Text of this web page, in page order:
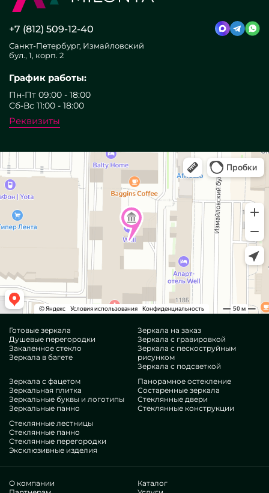
+7 (812) 509-12-40
Санкт-Петербург, Измайловский
бул., 1, корп. 2
График работы:
Пн-Пт 09:00 - 18:00
Сб-Вс 11:00 - 18:00
Реквизиты
Готовые зеркала
Душевые перегородки
Закаленное стекло
Зеркала в багете
Зеркала на заказ
Зеркала с гравировкой
Зеркала с пескоструйным
рисунком
Зеркала с подсветкой
Зеркала с фацетом
Зеркальная плитка
Зеркальные буквы и логотипы
Зеркальные панно
Панорамное остекление
Состаренные зеркала
Стеклянные двери
Стеклянные конструкции
Стеклянные лестницы
Стеклянные панно
Стеклянные перегородки
Эксклюзивные изделия
О компании
Каталог